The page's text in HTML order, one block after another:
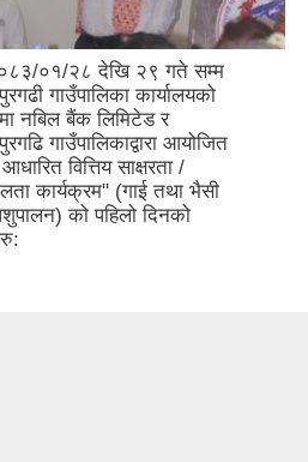
मकवानपुरगढी दरबार
गा.पा.-२)